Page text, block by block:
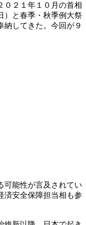
０２１年１０月の首相
）と春季・秋季例大祭
納してきた。今回が９
可能性が言及されてい
済安全保障担当相も参